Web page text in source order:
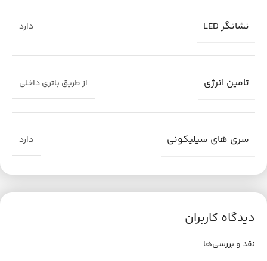
نشانگر LED دارد
تامین انرژی از طریق باتری داخلی
سری های سیلیکونی دارد
دیدگاه کاربران
نقد و بررسی‌ها